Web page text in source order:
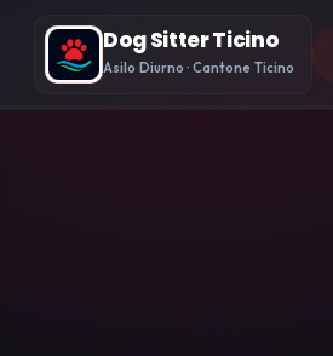
Dog Sitter Ticino
Asilo Diurno · Cantone Ticino